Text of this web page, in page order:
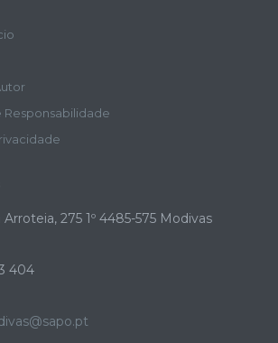
Responsabilidade
Arroteia, 275 1º 4485-575 Modivas
404